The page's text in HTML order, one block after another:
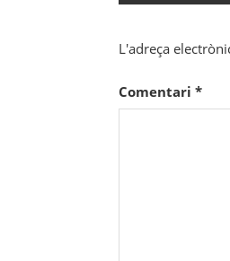
L'adreça
Comentari *